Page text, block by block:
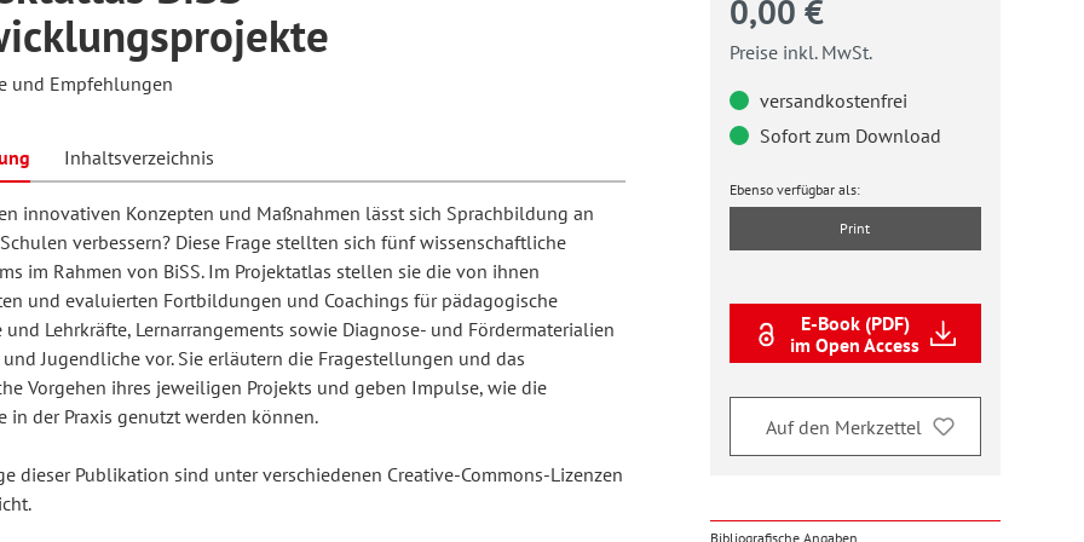
Schule und Unterricht
Arbeit
und
Erwachsenenbildung
für
und Empfehlungen
Inhaltsverzeichnis
innovativen Konzepten und Maßnahmen lässt sich Sprachbildung an
verbessern? Diese Frage stellten sich fünf wissenschaftliche
im Rahmen von BiSS. Im Projektatlas stellen sie die von ihnen
und evaluierten Fortbildungen und Coachings für pädagogische
und Lehrkräfte, Lernarrangements sowie Diagnose- und Fördermaterialien
Jugendliche vor. Sie erläutern die Fragestellungen und das
Vorgehen ihres jeweiligen Projekts und geben Impulse, wie die
in der Praxis genutzt werden können.
dieser Publikation sind unter verschiedenen Creative-Commons-Lizenzen
0,00 €
Preise inkl. MwSt.
versandkostenfrei
Sofort zum Download
Ebenso verfügbar als:
Print
E-Book (PDF)
im Open Access
Auf den Merkzettel
Bibliografische Angaben